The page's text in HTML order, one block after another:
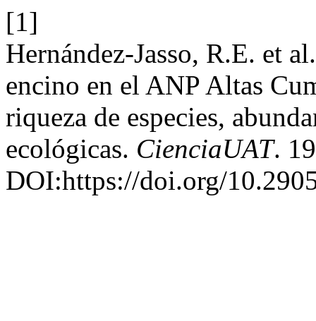
[1]
Hernández-Jasso, R.E. et
encino en el ANP Altas
riqueza de especies,
ecológicas. CienciaUAT.
DOI:https://doi.org/